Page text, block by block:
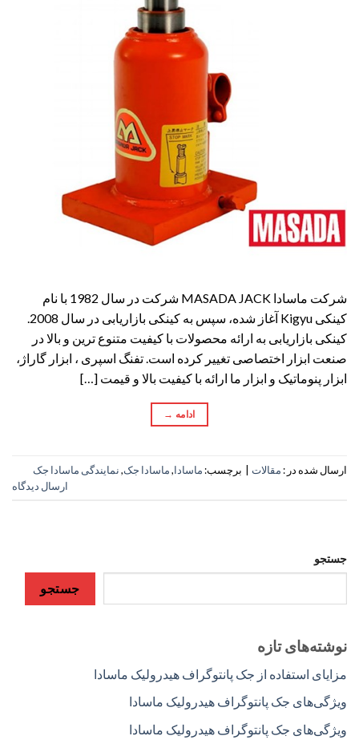
شرکت ماسادا MASADA JACK شرکت در سال 1982 با نام
کینکی Kigyu آغاز شده، سپس به کینکی بازاریابی در سال 2008.
کینکی بازاریابی به ارائه محصولات با کیفیت متنوع ترین و بالا در
صنعت ابزار اختصاصی تغییر کرده است. تفنگ اسپری ، ابزار گاراژ،
ابزار پنوماتیک و ابزار ما ارائه با کیفیت بالا و قیمت […]
ادامه →
ارسال شده در : مقالات برچسب: ماسادا,ماسادا جک,نمایندگی ماسادا جک
ارسال دیدگاه
جستجو
جستجو
نوشته‌های تازه
مزایای استفاده از جک پانتوگراف هیدرولیک ماسادا
ویژگی‌های جک پانتوگراف هیدرولیک ماسادا
ویژگی‌های جک پانتوگراف هیدرولیک ماسادا